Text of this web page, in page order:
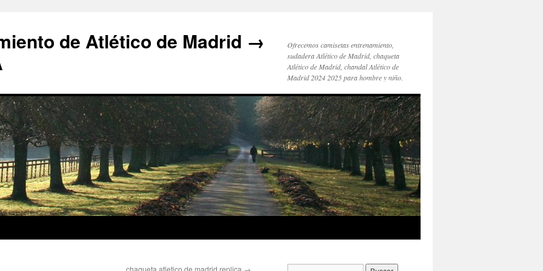
de Atlético de Madrid →
Ofrecemos camisetas entrenamiento,
sudadera Atlético de Madrid, chaqueta
Atlético de Madrid, chandal Atlético de
Madrid 2024 2025 para hombre y niño.
chaqueta atletico de madrid replica →